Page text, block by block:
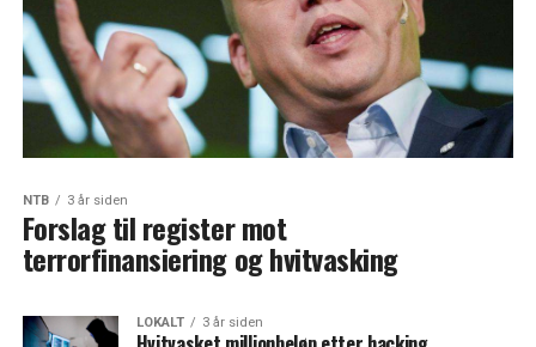
NTB 3 år siden
Forslag til register mot
terrorfinansiering og hvitvasking
LOKALT 3 år siden